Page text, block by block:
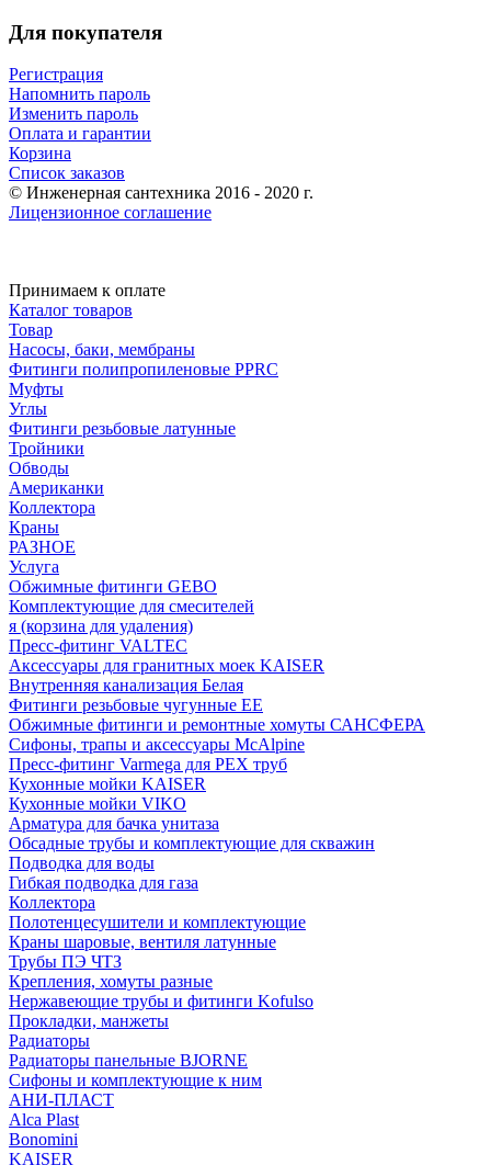
Для покупателя
Регистрация
Напомнить пароль
Изменить пароль
Оплата и гарантии
Корзина
Список заказов
© Инженерная сантехника 2016 - 2020 г.
Лицензионное соглашение
Принимаем к оплате
Каталог товаров
Товар
Насосы, баки, мембраны
Фитинги полипропиленовые PPRC
Муфты
Углы
Фитинги резьбовые латунные
Тройники
Обводы
Американки
Коллектора
Краны
РАЗНОЕ
Услуга
Обжимные фитинги GEBO
Комплектующие для смесителей
я (корзина для удаления)
Пресс-фитинг VALTEC
Аксессуары для гранитных моек KAISER
Внутренняя канализация Белая
Фитинги резьбовые чугунные EE
Обжимные фитинги и ремонтные хомуты САНСФЕРА
Сифоны, трапы и аксессуары McAlpine
Пресс-фитинг Varmega для PEX труб
Кухонные мойки KAISER
Кухонные мойки VIKO
Арматура для бачка унитаза
Обсадные трубы и комплектующие для скважин
Подводка для воды
Гибкая подводка для газа
Коллектора
Полотенцесушители и комплектующие
Краны шаровые, вентиля латунные
Трубы ПЭ ЧТЗ
Крепления, хомуты разные
Нержавеющие трубы и фитинги Kofulso
Прокладки, манжеты
Радиаторы
Радиаторы панельные BJORNE
Сифоны и комплектующие к ним
АНИ-ПЛАСТ
Alca Plast
Bonomini
KAISER